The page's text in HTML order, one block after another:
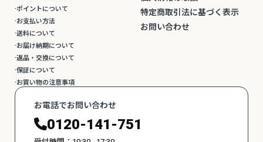
ポイントについて
お支払い方法
送料について
お届け納期について
返品・交換について
保証について
お買い物の注意事項
特定商取引法に基づく表示
お問い合わせ
お電話でお問い合わせ
0120-141-751